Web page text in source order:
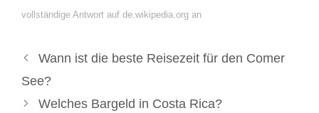
vollständige Antwort auf de.wikipedia.org an
Wann ist die beste Reisezeit für den Comer
See?
Welches Bargeld in Costa Rica?